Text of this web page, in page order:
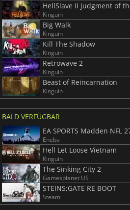
HellSlave II Judgment of
Kinguin
Big Walk
Kinguin
Kill The Shadow
Kinguin
Retrowave 2
Kinguin
Beast of Reincarnation
Kinguin
BALD VERFÜGBAR
EA SPORTS Madden NFL
Eneba
Hell Let Loose Vietnam
Kinguin
The Sinking City 2
Gamesplanet US
STEINS;GATE RE BOOT
Steam